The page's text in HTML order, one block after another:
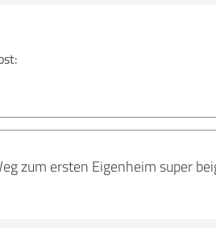
zum ersten Eigenheim super